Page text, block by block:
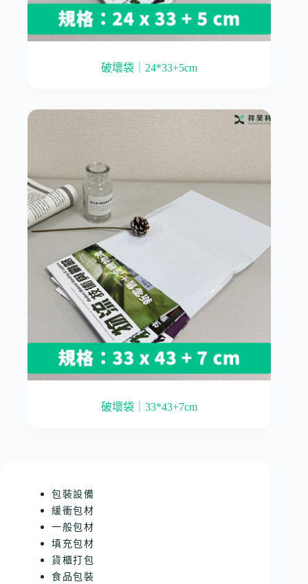
破壞袋｜24*33+5cm
破壞袋｜33*43+7cm
包裝設備
緩衝包材
一般包材
填充包材
貨櫃打包
食品包裝